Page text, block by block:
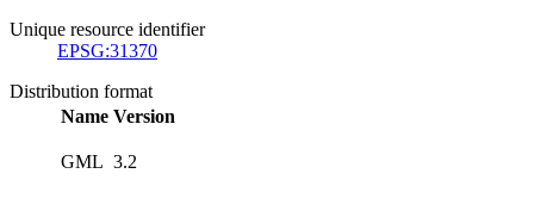
Unique resource identifier
EPSG:31370
Distribution format
Name Version
GML 3.2